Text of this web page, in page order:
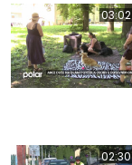
03:02
02:30